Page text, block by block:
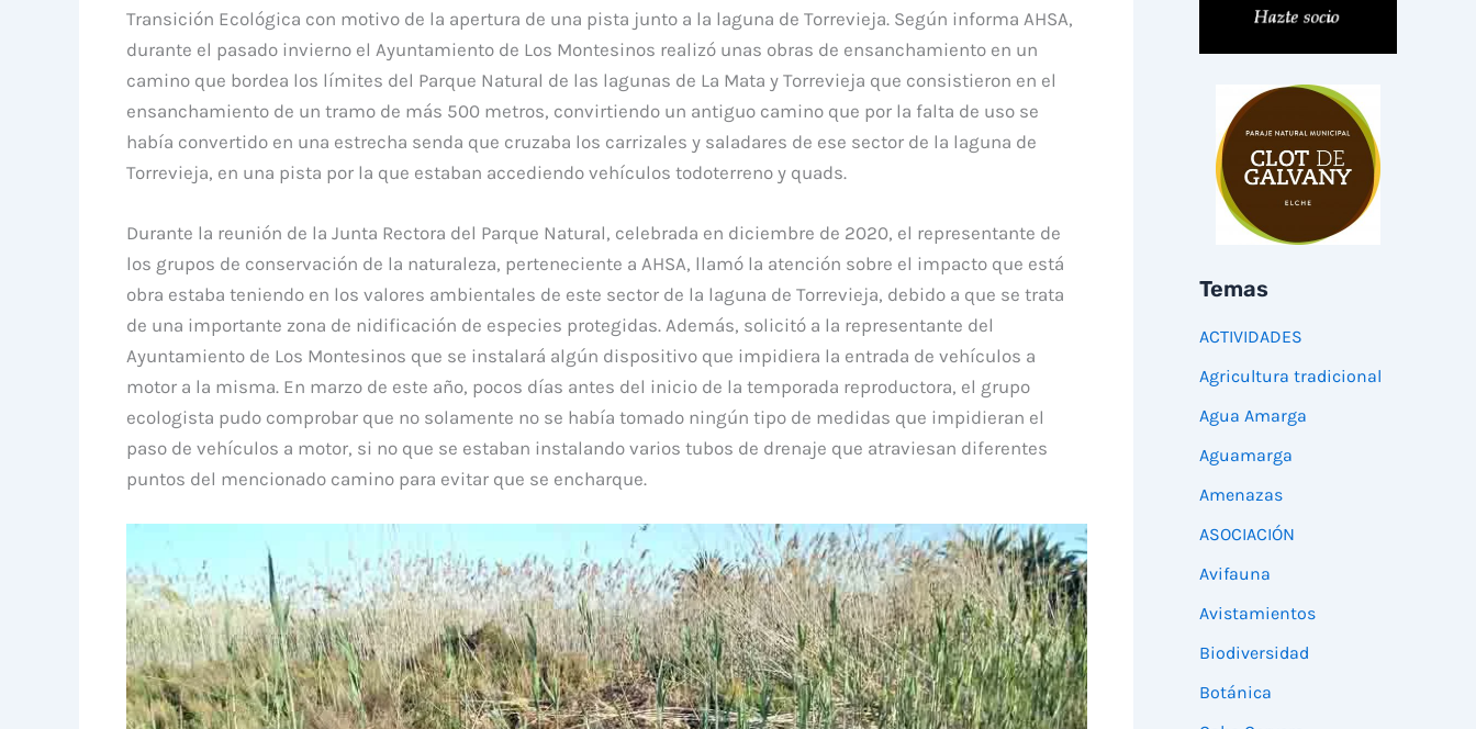
Transición Ecológica con motivo de la apertura de una pista junto a la laguna de Torrevieja. Según informa AHSA,
durante el pasado invierno el Ayuntamiento de Los Montesinos realizó unas obras de ensanchamiento en un
camino que bordea los límites del Parque Natural de las lagunas de La Mata y Torrevieja que consistieron en el
ensanchamiento de un tramo de más 500 metros, convirtiendo un antiguo camino que por la falta de uso se
había convertido en una estrecha senda que cruzaba los carrizales y saladares de ese sector de la laguna de
Torrevieja, en una pista por la que estaban accediendo vehículos todoterreno y quads.
Durante la reunión de la Junta Rectora del Parque Natural, celebrada en diciembre de 2020, el representante de
los grupos de conservación de la naturaleza, perteneciente a AHSA, llamó la atención sobre el impacto que está
obra estaba teniendo en los valores ambientales de este sector de la laguna de Torrevieja, debido a que se trata
de una importante zona de nidificación de especies protegidas. Además, solicitó a la representante del
Ayuntamiento de Los Montesinos que se instalará algún dispositivo que impidiera la entrada de vehículos a
motor a la misma. En marzo de este año, pocos días antes del inicio de la temporada reproductora, el grupo
ecologista pudo comprobar que no solamente no se había tomado ningún tipo de medidas que impidieran el
paso de vehículos a motor, si no que se estaban instalando varios tubos de drenaje que atraviesan diferentes
puntos del mencionado camino para evitar que se encharque.
Temas
ACTIVIDADES
Agricultura tradicional
Agua Amarga
Aguamarga
Amenazas
ASOCIACIÓN
Avifauna
Avistamientos
Biodiversidad
Botánica